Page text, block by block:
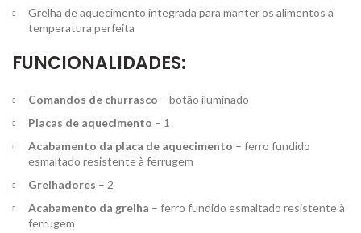
Grelha de aquecimento integrada para manter os alimentos à
temperatura perfeita
FUNCIONALIDADES:
Comandos de churrasco – botão iluminado
Placas de aquecimento – 1
Acabamento da placa de aquecimento – ferro fundido
esmaltado resistente à ferrugem
Grelhadores – 2
Acabamento da grelha – ferro fundido esmaltado resistente à
ferrugem